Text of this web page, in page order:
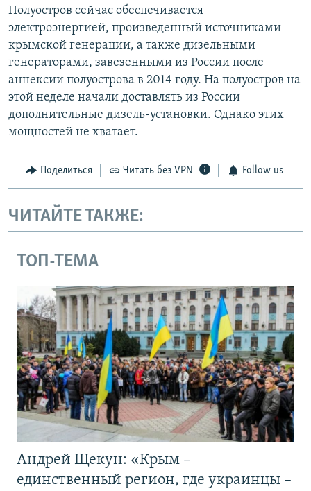
Полуостров сейчас обеспечивается
электроэнергией, произведенный источниками
крымской генерации, а также дизельными
генераторами, завезенными из России после
аннексии полуострова в 2014 году. На полуостров на
этой неделе начали доставлять из России
дополнительные дизель-установки. Однако этих
мощностей не хватает.
Поделиться Читать без VPN Follow us
ЧИТАЙТЕ ТАКЖЕ:
ТОП-ТЕМА
Андрей Щекун: «Крым –
единственный регион, где украинцы –